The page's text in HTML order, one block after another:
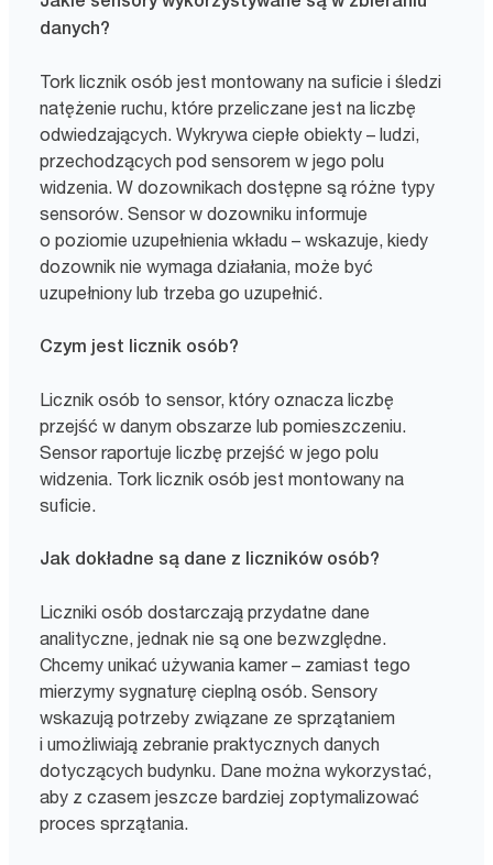
danych?
Tork licznik osób jest montowany na suficie i śledzi
natężenie ruchu, które przeliczane jest na liczbę
odwiedzających. Wykrywa ciepłe obiekty – ludzi,
przechodzących pod sensorem w jego polu
widzenia. W dozownikach dostępne są różne typy
sensorów. Sensor w dozowniku informuje
o poziomie uzupełnienia wkładu – wskazuje, kiedy
dozownik nie wymaga działania, może być
uzupełniony lub trzeba go uzupełnić.
Czym jest licznik osób?
Licznik osób to sensor, który oznacza liczbę
przejść w danym obszarze lub pomieszczeniu.
Sensor raportuje liczbę przejść w jego polu
widzenia. Tork licznik osób jest montowany na
suficie.
Jak dokładne są dane z liczników osób?
Liczniki osób dostarczają przydatne dane
analityczne, jednak nie są one bezwzględne.
Chcemy unikać używania kamer – zamiast tego
mierzymy sygnaturę cieplną osób. Sensory
wskazują potrzeby związane ze sprzątaniem
i umożliwiają zebranie praktycznych danych
dotyczących budynku. Dane można wykorzystać,
aby z czasem jeszcze bardziej zoptymalizować
proces sprzątania.